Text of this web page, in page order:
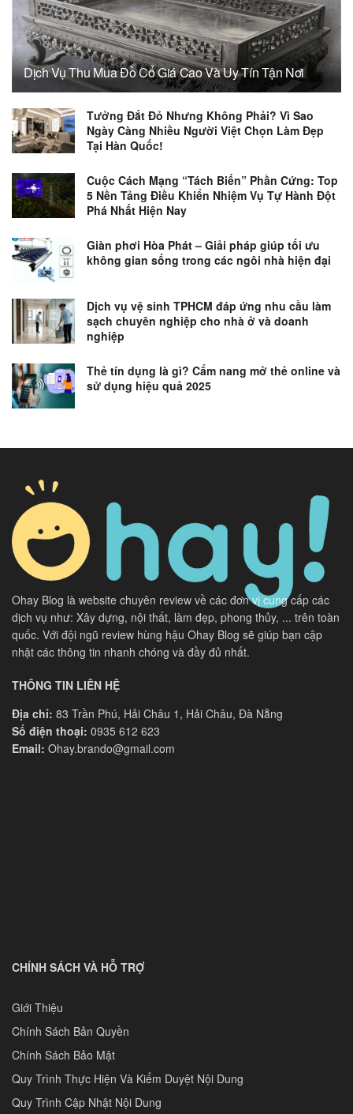
Dịch Vụ Thu Mua Đồ Cổ Giá Cao Và Uy Tín Tận Nơi
Tưởng Đắt Đỏ Nhưng Không Phải? Vì Sao
Ngày Càng Nhiều Người Việt Chọn Làm Đẹp
Tại Hàn Quốc!
Cuộc Cách Mạng “Tách Biến” Phần Cứng: Top
5 Nền Tảng Điều Khiển Nhiệm Vụ Tự Hành Đột
Phá Nhất Hiện Nay
Giàn phơi Hòa Phát – Giải pháp giúp tối ưu
không gian sống trong các ngôi nhà hiện đại
Dịch vụ vệ sinh TPHCM đáp ứng nhu cầu làm
sạch chuyên nghiệp cho nhà ở và doanh
nghiệp
Thẻ tín dụng là gì? Cẩm nang mở thẻ online và
sử dụng hiệu quả 2025
Ohay Blog là website chuyên review về các đơn vị cung cấp các
dịch vụ như: Xây dựng, nội thất, làm đẹp, phong thủy, ... trên toàn
quốc. Với đội ngũ review hùng hậu Ohay Blog sẽ giúp bạn cập
nhật các thông tin nhanh chóng và đầy đủ nhất.
THÔNG TIN LIÊN HỆ
Địa chỉ: 83 Trần Phú, Hải Châu 1, Hải Châu, Đà Nẵng
Số điện thoại: 0935 612 623
Email: Ohay.brando@gmail.com
CHÍNH SÁCH VÀ HỖ TRỢ
Giới Thiệu
Chính Sách Bản Quyền
Chính Sách Bảo Mật
Quy Trình Thực Hiện Và Kiểm Duyệt Nội Dung
Quy Trình Cập Nhật Nội Dung